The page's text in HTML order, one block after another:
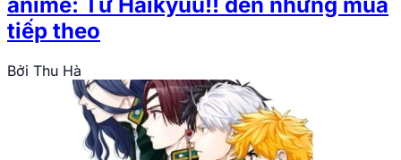
tiếp theo
Bởi Thu Hà